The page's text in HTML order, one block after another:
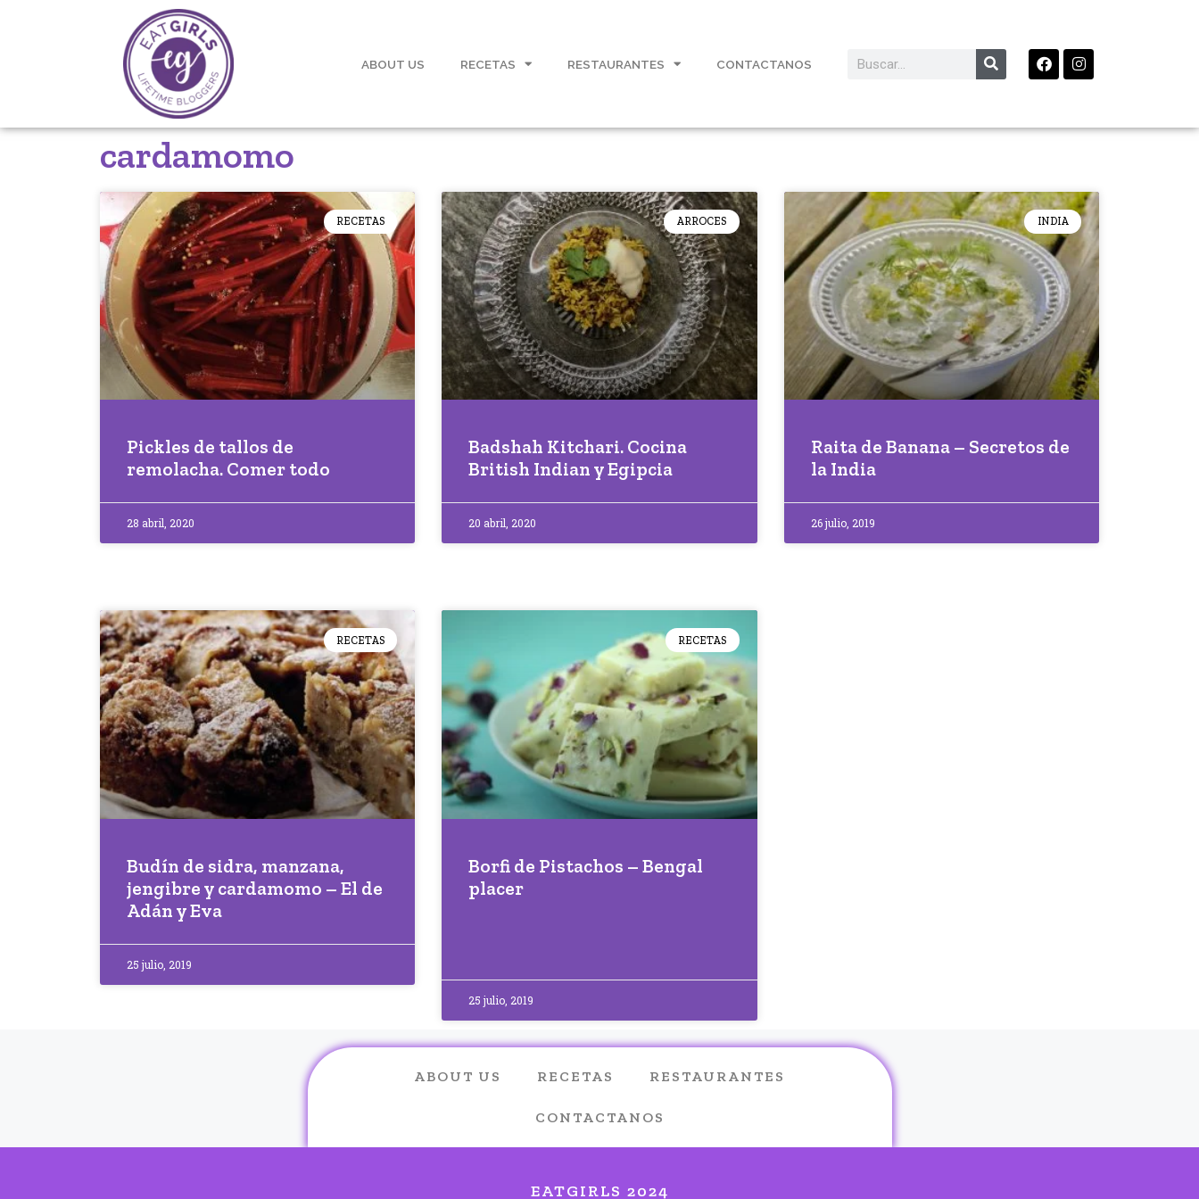
ABOUT US RECETAS RESTAURANTES CONTACTANOS
cardamomo
RECETAS
Pickles de tallos de
remolacha. Comer todo
28 abril, 2020
ARROCES
Badshah Kitchari. Cocina
British Indian y Egipcia
20 abril, 2020
INDIA
Raita de Banana – Secretos de
la India
26 julio, 2019
RECETAS
Budín de sidra, manzana,
jengibre y cardamomo – El de
Adán y Eva
25 julio, 2019
RECETAS
Borfi de Pistachos – Bengal
placer
25 julio, 2019
ABOUT US RECETAS RESTAURANTES
CONTACTANOS
EATGIRLS 2024